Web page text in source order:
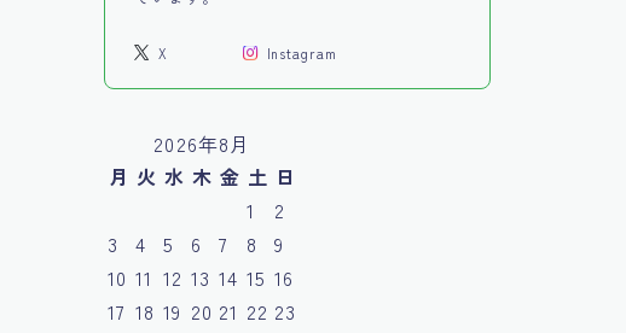
X Instagram
2026年8月
月 火 水 木 金 土 日
1
2
3
4 5 6 7 8
9
10 11 12 13 14 15 16
17 18 19 20 21 22 23